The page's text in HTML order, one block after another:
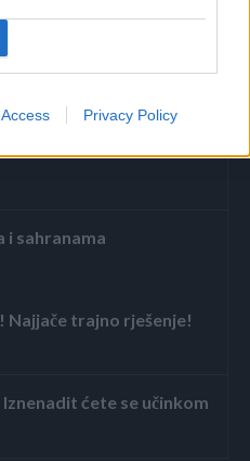
Privacy Policy
i sahranama
Najjače trajno rješenje!
ćete se učinkom